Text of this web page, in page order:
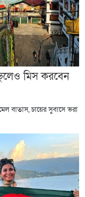
ভুলেও মিস করবেন
বাতাস, চায়ের সুবাসে ভরা